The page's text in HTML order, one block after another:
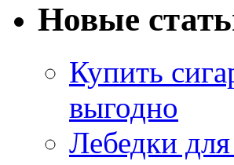
Новые
Купить
выгодно
Лебедки